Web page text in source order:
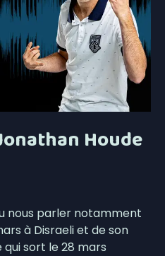
Houde
nous parler notamment
à Disraeli et de son
sort le 28 mars